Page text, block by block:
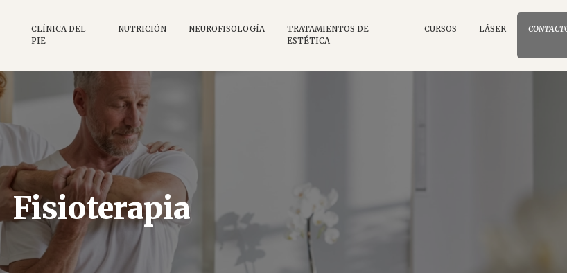
CLÍNICA DEL
PIE
NUTRICIÓN NEUROFISOLOGÍA
TRATAMIENTOS DE
ESTÉTICA
CURSOS LÁSER
Fisioterapia